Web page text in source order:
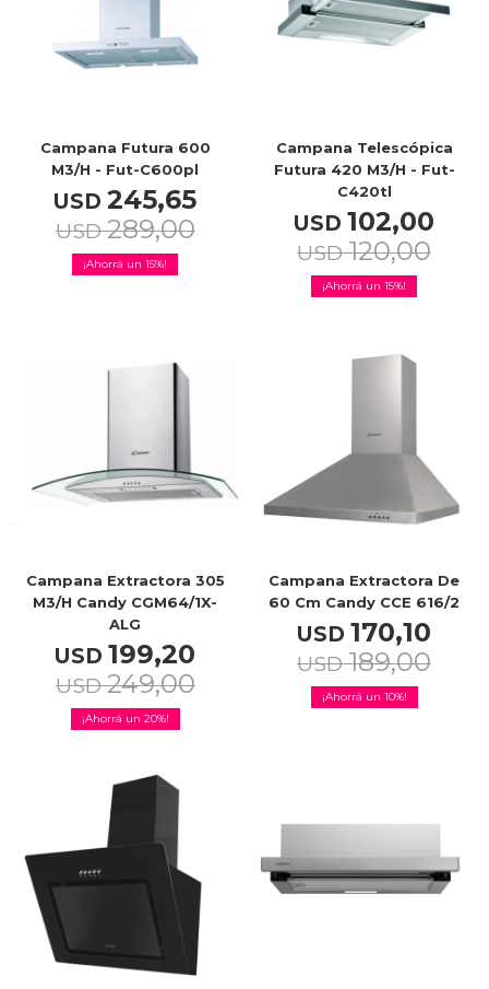
Campana Futura 600
M3/h - Fut-C600pl
USD 245,65
USD 289,00
15
Campana Telescópica
Futura 420 M3/h - Fut-
C420tl
USD 102,00
USD 120,00
15
Campana Extractora 305
M3/h Candy CGM64/1X-
ALG
USD 199,20
USD 249,00
20
Campana Extractora De
60 Cm Candy CCE 616/2
USD 170,10
USD 189,00
10